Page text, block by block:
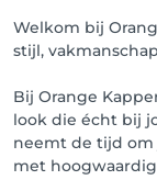
Welkom bij
stijl,
Bij Orange
look die écht bij
neemt de tijd
met